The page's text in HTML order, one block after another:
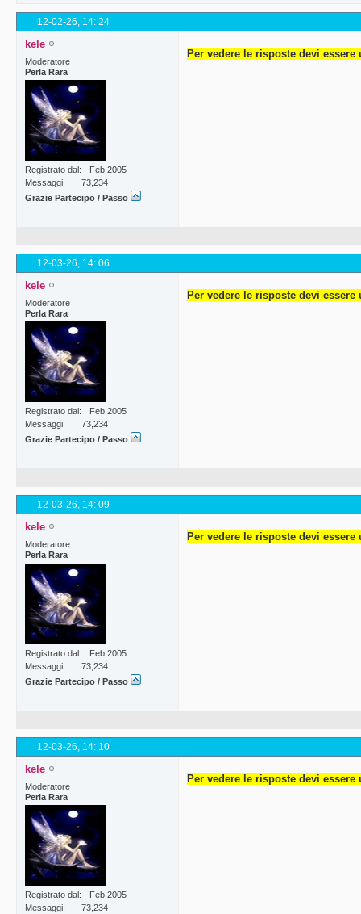
12-02-26, 14: 24
kele
Moderatore
Perla Rara
Registrato dal
Feb 2005
Messaggi
73,234
Grazie Partecipo / Passo
Per vedere le risposte devi essere
12-03-26, 14: 06
kele
Moderatore
Perla Rara
Registrato dal
Feb 2005
Messaggi
73,234
Grazie Partecipo / Passo
Per vedere le risposte devi
12-03-26, 14: 09
kele
Moderatore
Perla Rara
Registrato dal
Feb 2005
Messaggi
73,234
Grazie Partecipo / Passo
Per vedere le risposte devi
12-03-26, 14: 10
kele
Moderatore
Perla Rara
Registrato dal
Feb 2005
Messaggi
73,234
Per vedere le risposte devi essere